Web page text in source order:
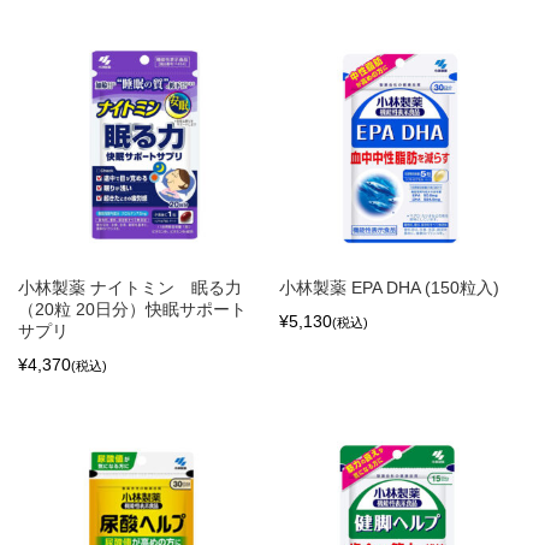
小林製薬 ナイトミン 眠る力
（20粒 20日分）快眠サポート
サプリ
¥4,370(税込)
小林製薬 EPA DHA (150粒入)
¥5,130(税込)